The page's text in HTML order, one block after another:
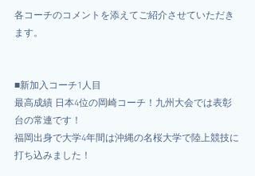
各コーチのコメントを添えてご紹介させていただき
ます。
■新加入コーチ1人目
最高成績 日本4位の岡崎コーチ！九州大会では表彰
台の常連です！
福岡出身で大学4年間は沖縄の名桜大学で陸上競技に
打ち込みました！